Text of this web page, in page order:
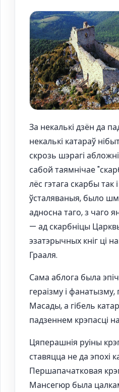
За некалькі дзён да
некалькі катараў
скрозь шэрагі
сабой таямнічае
лёс гэтага скарбы так
ўсталяваныя, было
адносна таго, з чаго
— ад скарбніцы
эзатэрычных кніг ці
Грааля.
Сама аблога была
гераізму і
Масады, а гібель
падзеннем крэпасці
Цяперашнія руіны
ставяцца не да эпохі
Першапачатковая
Мансегюр была